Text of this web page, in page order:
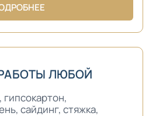
ЛЮБОЙ
гипсокартон,
сайдинг, стяжка,